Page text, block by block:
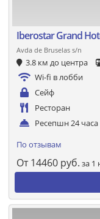
Iberostar Grand
Avda de Bruselas s/n
3.8 км до центра
Wi-fi в лобби
Сейф
Ресторан
Ресепшн 24 часа
По отзывам
От 14460 руб. за 1